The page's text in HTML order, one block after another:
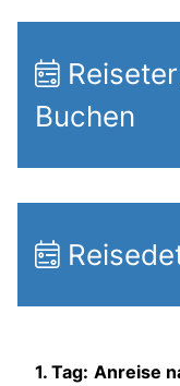
Buchen
1. Tag: Anreise